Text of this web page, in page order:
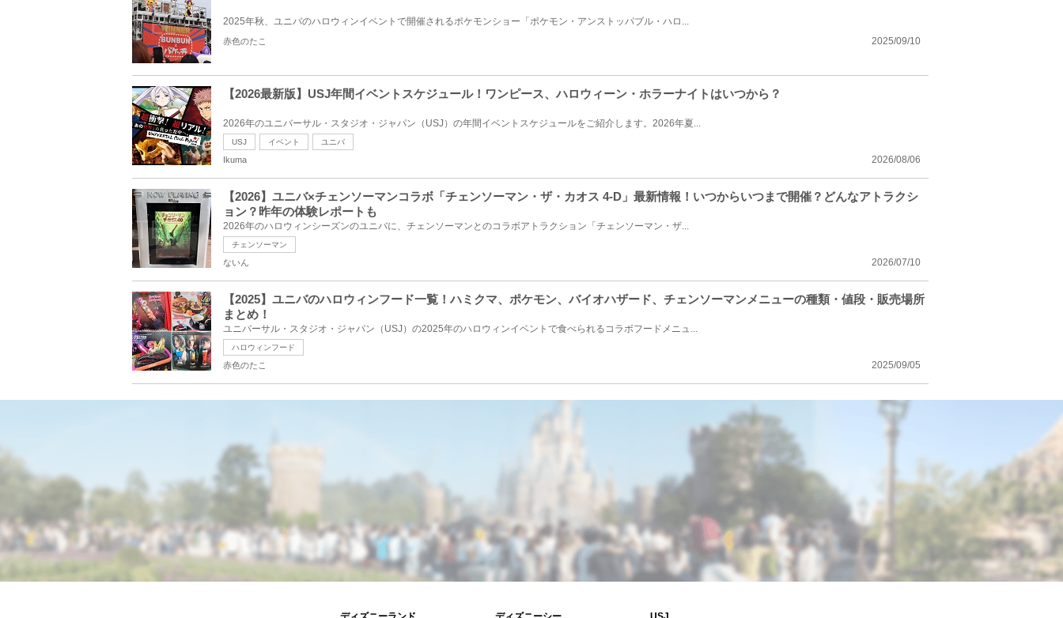
2025年秋、ユニバのハロウィンイベントで開催されるポケモンショー「ポケモン・アンストッパブル・ハロ...
2025/09/10
赤色のたこ
【2026最新版】USJ年間イベントスケジュール！ワンピース、ハロウィーン・ホラーナイトはいつから？
2026年のユニバーサル・スタジオ・ジャパン（USJ）の年間イベントスケジュールをご紹介します。2026年夏...
USJ イベント ユニバ
2026/08/06
Ikuma
【2026】ユニバ×チェンソーマンコラボ「チェンソーマン・ザ・カオス 4-D」最新情報！いつからいつまで開催？どんなアトラクシ
ョン？昨年の体験レポートも
2026年のハロウィンシーズンのユニバに、チェンソーマンとのコラボアトラクション「チェンソーマン・ザ...
チェンソーマン
2026/07/10
ないん
【2025】ユニバのハロウィンフード一覧！ハミクマ、ポケモン、バイオハザード、チェンソーマンメニューの種類・値段・販売場所
まとめ！
ユニバーサル・スタジオ・ジャパン（USJ）の2025年のハロウィンイベントで食べられるコラボフードメニュ...
ハロウィンフード
2025/09/05
赤色のたこ